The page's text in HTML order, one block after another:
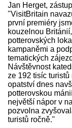
Jan Herget,
"VisitBritain
první premiéry
kouzelnou
potterovských
kampaněmi a
tematických
Návštěvnost
ze 192 tisíc
opatství dnes
potterovskou
největší nápor v
pozvolna
turistů ročně."